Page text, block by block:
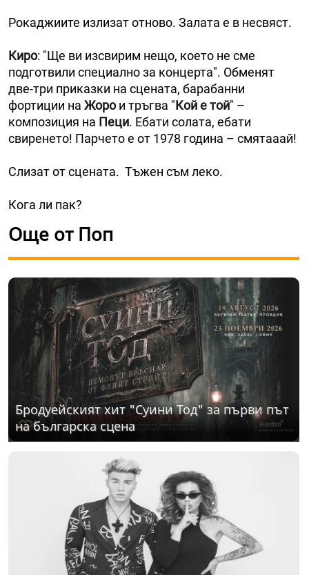
Рокаджиите излизат отново. Залата е в несвяст.
Киро: "Ще ви изсвирим нещо, което не сме
подготвили специално за концерта". Обменят
две-три приказки на сцената, барабанни
фортиции на Жорои тръгва "Кой е той" –
композиция на Пеци. Ебати солата, ебати
свиренето! Парчето е от 1978 година – смятааай!
Слизат от сцената. Тъжен съм леко.
Кога ли пак?
Още от Поп
Бродуейският хит "Суини Тод" за първи път
на българска сцена